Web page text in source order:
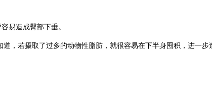
易造成臀部下垂。
，若摄取了过多的动物性脂肪，就很容易在下半身囤积，进